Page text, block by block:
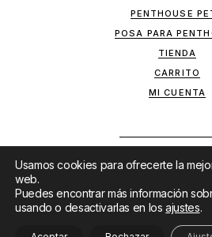
PENTHOUSE
POSA PARA
TIENDA
CARRITO
MI CUENTA
Usamos cookies para ofrecerte la
web.
Puedes encontrar más información
usando o desactivarlas en losajustes.